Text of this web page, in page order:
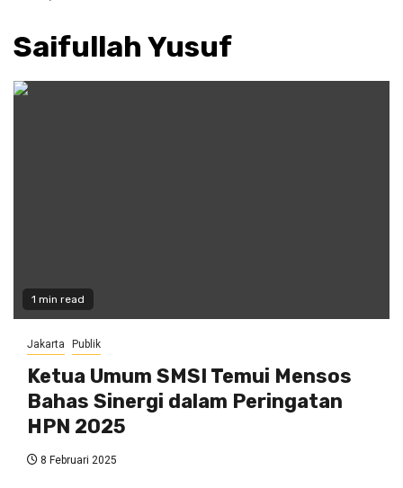
Saifullah Yusuf
1 min read
Jakarta Publik
Ketua Umum SMSI Temui Mensos
Bahas Sinergi dalam Peringatan
HPN 2025
8 Februari 2025